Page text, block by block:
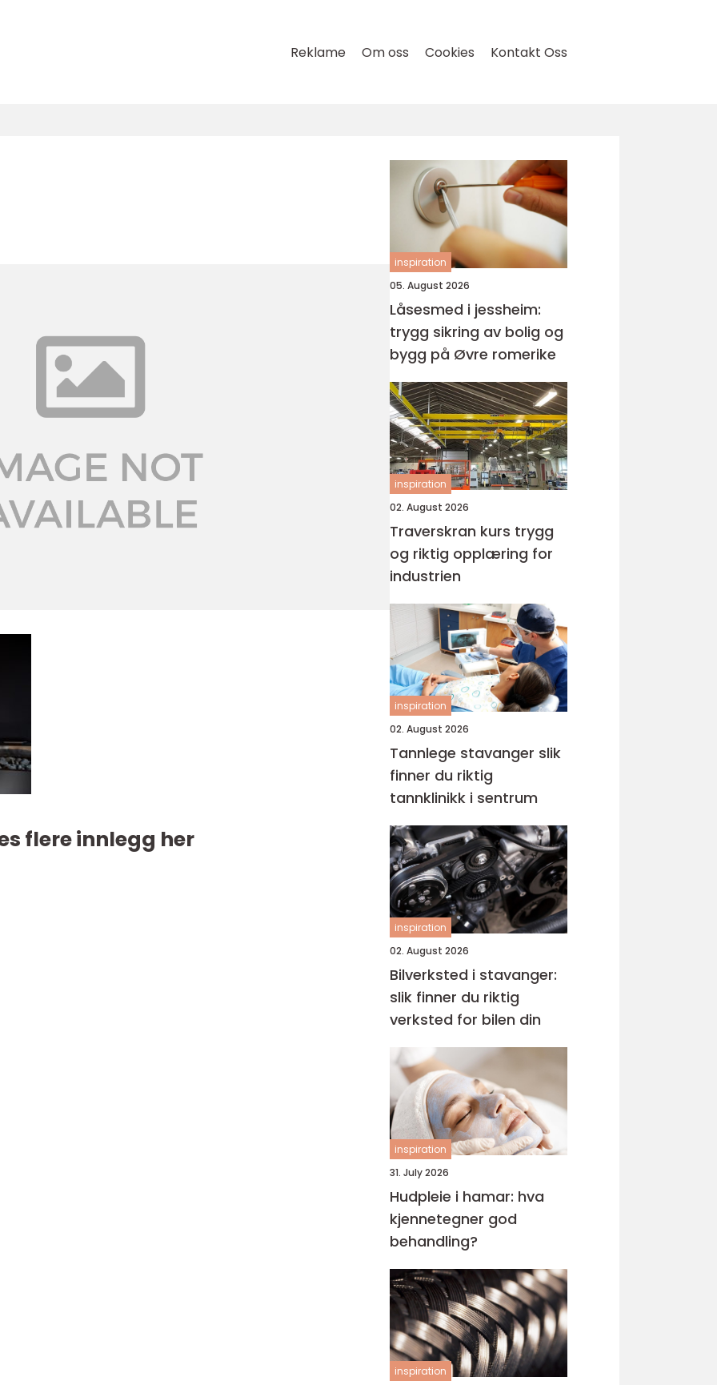
Reklame Om oss Cookies Kontakt Oss
flere innlegg her
inspiration
05. August 2026
Låsesmed i jessheim:
trygg sikring av bolig og
bygg på Øvre romerike
inspiration
02. August 2026
Traverskran kurs trygg
og riktig opplæring for
industrien
inspiration
02. August 2026
Tannlege stavanger slik
finner du riktig
tannklinikk i sentrum
inspiration
02. August 2026
Bilverksted i stavanger:
slik finner du riktig
verksted for bilen din
inspiration
31. July 2026
Hudpleie i hamar: hva
kjennetegner god
behandling?
inspiration